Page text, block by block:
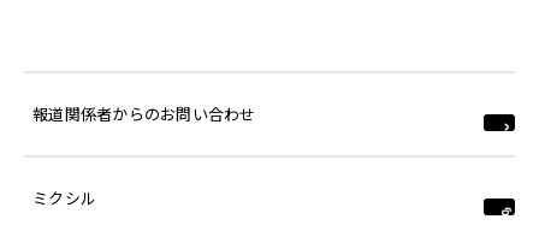
報道関係者からのお問い合わせ
ミクシル